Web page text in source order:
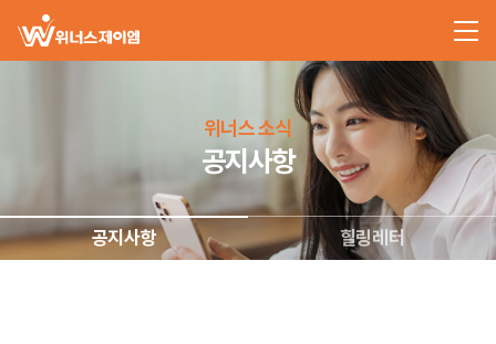
위너스 소식
공지사항
공지사항 힐링레터